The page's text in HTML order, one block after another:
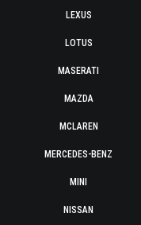
LEXUS
LOTUS
MASERATI
MAZDA
MCLAREN
MERCEDES-BENZ
MINI
NISSAN